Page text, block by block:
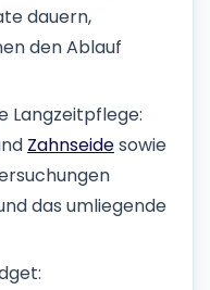
dauern,
den Ablauf
Langzeitpflege:
Zahnseidesowie
das umliegende